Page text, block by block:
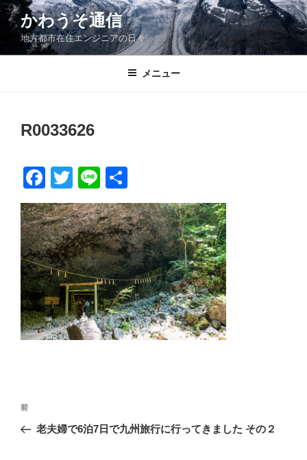
コ
ン
ン
かわうそ通信
地方都市在住エンジニアの日々
メニュー
R0033626
F
a
c
e
b
o
o
k
T
wi
tt
er
Li
n
e
有
投
ナ
前
の
前
老夫婦で6泊7日で九州旅行に行ってきました その２